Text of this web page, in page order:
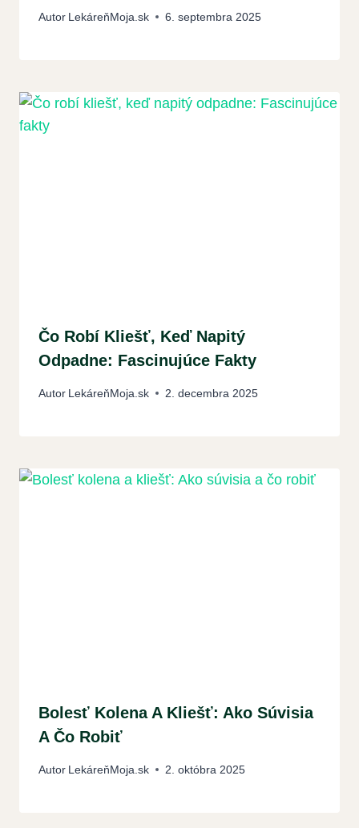
Autor LekáreňMoja.sk 6. septembra 2025
Čo Robí Kliešť, Keď Napitý
Odpadne: Fascinujúce Fakty
Autor LekáreňMoja.sk 2. decembra 2025
Bolesť Kolena A Kliešť: Ako Súvisia
A Čo Robiť
Autor LekáreňMoja.sk 2. októbra 2025